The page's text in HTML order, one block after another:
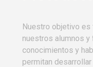
Nuestro objetivo es
nuestros alumnos
conocimientos y
permitan